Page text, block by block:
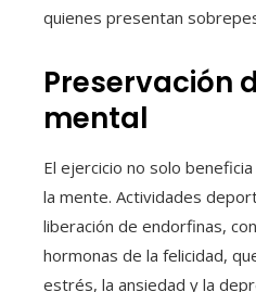
quienes presentan
Preservación
mental
El ejercicio no solo
la mente. Actividades
liberación de endorfinas,
hormonas de la felicidad,
estrés, la ansiedad y la